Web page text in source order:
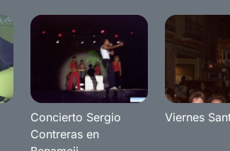
Concierto Sergio
Contreras en
Viernes